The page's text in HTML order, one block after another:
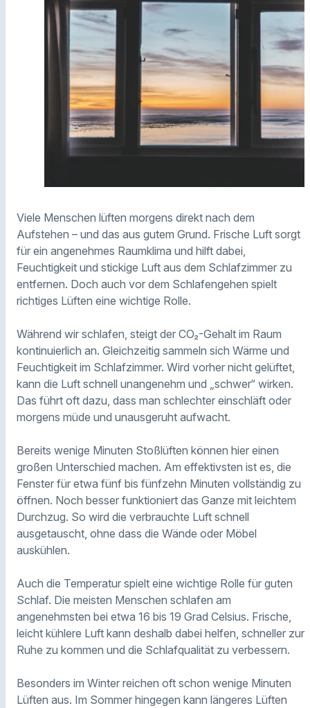
Viele Menschen lüften morgens direkt nach dem
Aufstehen – und das aus gutem Grund. Frische Luft sorgt
für ein angenehmes Raumklima und hilft dabei,
Feuchtigkeit und stickige Luft aus dem Schlafzimmer zu
entfernen. Doch auch vor dem Schlafengehen spielt
richtiges Lüften eine wichtige Rolle.
Während wir schlafen, steigt der CO₂-Gehalt im Raum
kontinuierlich an. Gleichzeitig sammeln sich Wärme und
Feuchtigkeit im Schlafzimmer. Wird vorher nicht gelüftet,
kann die Luft schnell unangenehm und „schwer“ wirken.
Das führt oft dazu, dass man schlechter einschläft oder
morgens müde und unausgeruht aufwacht.
Bereits wenige Minuten Stoßlüften können hier einen
großen Unterschied machen. Am effektivsten ist es, die
Fenster für etwa fünf bis fünfzehn Minuten vollständig zu
öffnen. Noch besser funktioniert das Ganze mit leichtem
Durchzug. So wird die verbrauchte Luft schnell
ausgetauscht, ohne dass die Wände oder Möbel
auskühlen.
Auch die Temperatur spielt eine wichtige Rolle für guten
Schlaf. Die meisten Menschen schlafen am
angenehmsten bei etwa 16 bis 19 Grad Celsius. Frische,
leicht kühlere Luft kann deshalb dabei helfen, schneller zur
Ruhe zu kommen und die Schlafqualität zu verbessern.
Besonders im Winter reichen oft schon wenige Minuten
Lüften aus. Im Sommer hingegen kann längeres Lüften